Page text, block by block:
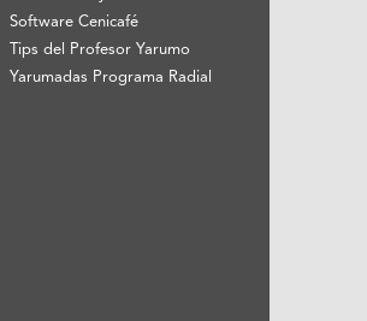
Software Cenicafé
Tips del Profesor Yarumo
Yarumadas Programa Radial